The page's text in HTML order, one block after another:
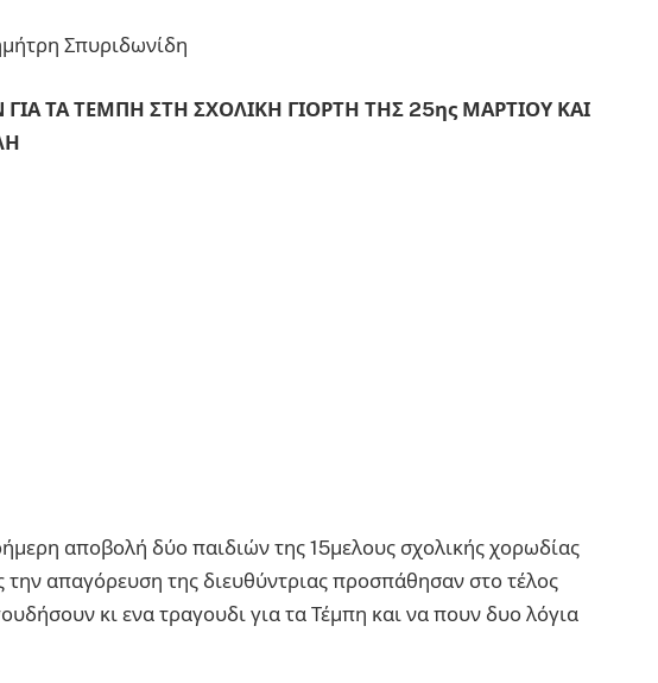
Σπυριδωνίδη
ΤΑ ΤΕΜΠΗ ΣΤΗ ΣΧΟΛΙΚΗ ΓΙΟΡΤΗ ΤΗΣ 25ης ΜΑΡΤΙΟΥ ΚΑΙ
αποβολή δύο παιδιών της 15μελους σχολικής χορωδίας
απαγόρευση της διευθύντριας προσπάθησαν στο τέλος
κι ενα τραγουδι για τα Τέμπη και να πουν δυο λόγια